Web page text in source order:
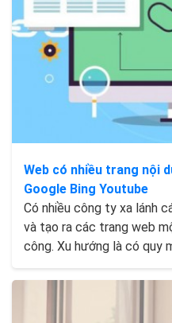
Web có nhiều trang nội
Google Bing Youtube
Có nhiều công ty xa lánh
và tạo ra các trang web
công. Xu hướng là có quy